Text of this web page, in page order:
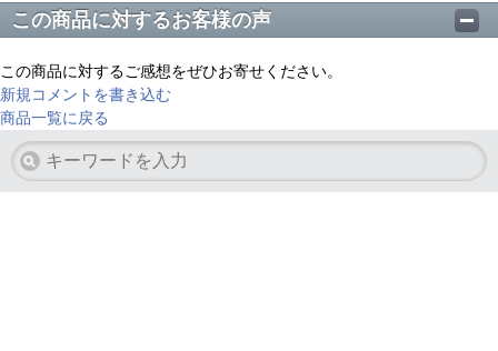
この商品に対するお客様の声
この商品に対するご感想をぜひお寄せください。
新規コメントを書き込む
商品一覧に戻る